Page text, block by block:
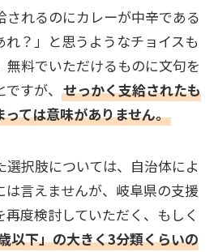
されるのにカレーが中辛である
れ？」と思うようなチョイスも
無料でいただけるものに文句を
すが、 せっかく支給されたも
ては意味がありません。
択肢については、自治体によ
は言えませんが、岐阜県の支援
度検討していただく、もしく
以下」の大きく3分類くらいの